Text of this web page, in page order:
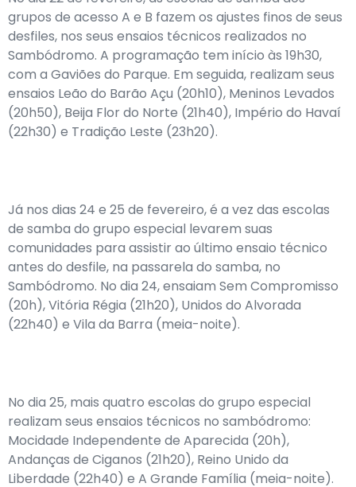
grupos de acesso A e B fazem os ajustes finos de seus
desfiles, nos seus ensaios técnicos realizados no
Sambódromo. A programação tem início às 19h30,
com a Gaviões do Parque. Em seguida, realizam seus
ensaios Leão do Barão Açu (20h10), Meninos Levados
(20h50), Beija Flor do Norte (21h40), Império do Havaí
(22h30) e Tradição Leste (23h20).
Já nos dias 24 e 25 de fevereiro, é a vez das escolas
de samba do grupo especial levarem suas
comunidades para assistir ao último ensaio técnico
antes do desfile, na passarela do samba, no
Sambódromo. No dia 24, ensaiam Sem Compromisso
(20h), Vitória Régia (21h20), Unidos do Alvorada
(22h40) e Vila da Barra (meia-noite).
No dia 25, mais quatro escolas do grupo especial
realizam seus ensaios técnicos no sambódromo:
Mocidade Independente de Aparecida (20h),
Andanças de Ciganos (21h20), Reino Unido da
Liberdade (22h40) e A Grande Família (meia-noite).